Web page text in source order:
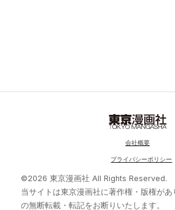
会社概要
プライバシーポリシー
©2026 東京漫画社 All Rights Reserved.
当サイトは東京漫画社に著作権・版権が
の無断転載・転記をお断りいたします。